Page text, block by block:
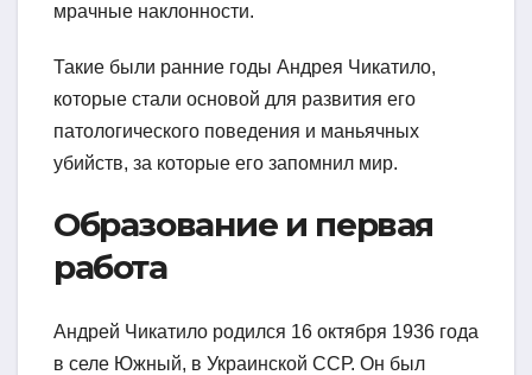
мрачные наклонности.
Такие были ранние годы Андрея Чикатило,
которые стали основой для развития его
патологического поведения и маньячных
убийств, за которые его запомнил мир.
Образование и первая
работа
Андрей Чикатило родился 16 октября 1936 года
в селе Южный, в Украинской ССР. Он был